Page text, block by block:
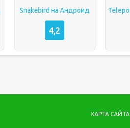
Snakebird на Андроид
4,2
КАРТА САЙТА